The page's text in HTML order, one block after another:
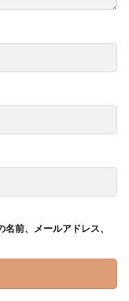
前、メールアドレス、